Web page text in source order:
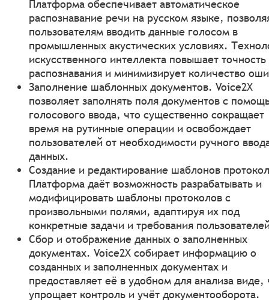
Платформа обеспечивает автоматическое
распознавание речи на русском языке,
пользователям вводить данные голосом в
промышленных акустических условиях.
искусственного интеллекта повышает точность
распознавания и минимизирует количество
Заполнение шаблонных документов. Voice2X
позволяет заполнять поля документов с
голосового ввода, что существенно сокращает
время на рутинные операции и освобождает
пользователей от необходимости ручного
данных.
Создание и редактирование шаблонов
Платформа даёт возможность разрабатывать и
модифицировать шаблоны протоколов с
произвольными полями, адаптируя их под
конкретные задачи и требования
Сбор и отображение данных о заполненных
документах. Voice2X собирает информацию о
созданных и заполненных документах и
предоставляет её в удобном для анализа виде,
упрощает контроль и учёт документооборота.